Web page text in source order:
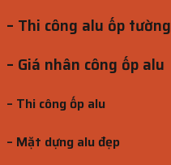
– Thi công alu ốp tường
– Giá nhân công ốp alu
– Thi công ốp alu
– Mặt dựng alu đẹp